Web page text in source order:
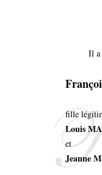
Il a
fille
Louis
et
Jeanne